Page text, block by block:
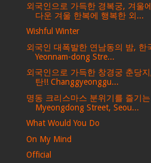
외국인으로 가득한 경복궁, 겨울
다운 겨울 한복에 행복한 외...
Wishful Winter
외국인 대폭발한 연남동의 밤, 한
Yeonnam-dong Stre...
외국인으로 가득한 창경궁 춘당
탄!! Changgyeonggu...
명동 크리스마스 분위기를 즐기
Myeongdong Street, Seou...
What Would You Do
On My Mind
Official